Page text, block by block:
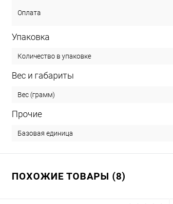
Оплата
Упаковка
Количество в упаковке
Вес и габариты
Вес (грамм)
Прочие
Базовая единица
ПОХОЖИЕ ТОВАРЫ (8)